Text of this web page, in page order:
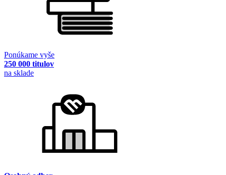
Ponúkame vyše
250 000 titulov
na sklade